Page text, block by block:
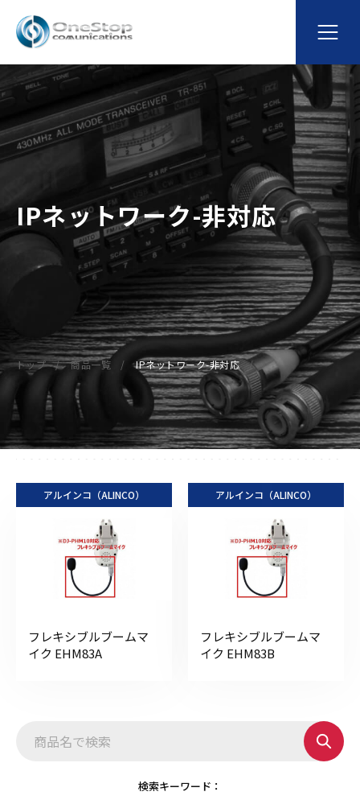
IPネットワーク-非対応
トップ 商品一覧 IPネットワーク-非対応
アルインコ（ALINCO）
フレキシブルブームマ
イク EHM83A
アルインコ（ALINCO）
フレキシブルブームマ
イク EHM83B
検索キーワード：